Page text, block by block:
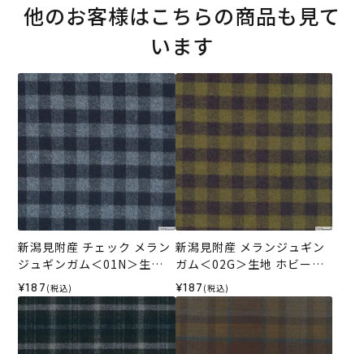
他のお客様はこちらの商品も見て
います
新潟見附産 チェック メラン
ジュギンガム＜01N＞生地
ホビーラホビーレデザイン
コレクション
¥187 (税込)
新潟見附産 メランジュギン
ガム＜02G＞生地 ホビーラ
ホビーレデザインコレクシ
ョン
¥187 (税込)